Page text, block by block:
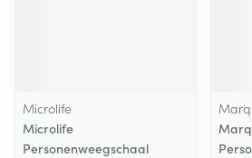
Microlife
Microlife
Personenweegschaal